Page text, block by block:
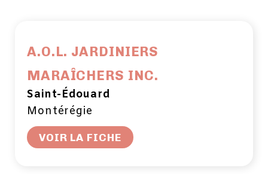
A.O.L. JARDINIERS
MARAÎCHERS INC.
Saint-Édouard
Montérégie
VOIR LA FICHE